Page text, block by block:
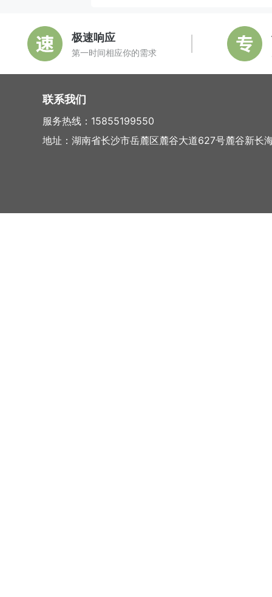
极速响应
第一时间相应你的需求
联系我们
服务热线：15855199550
地址：湖南省长沙市岳麓区麓谷大道627号麓谷新长